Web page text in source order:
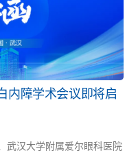
内障学术会议即将启
武汉大学附属爱尔眼科医院